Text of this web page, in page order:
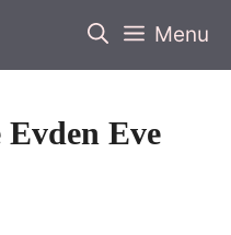
Menu
Eve